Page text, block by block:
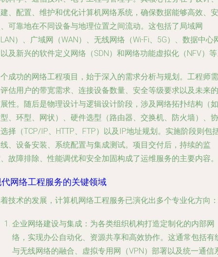
、配置、维护和优化计算机网络系统，确保数据能够高效、安
可靠地在不同设备与地理位置之间流动。这包括了局域网
）、广域网（WAN）、无线网络（Wi-Fi、5G）、数据中心
及新兴的软件定义网络（SDN）和网络功能虚拟化（NFV）
成功的网络工程项目，始于深入的需求分析与规划。工程师需
估用户的带宽需求、连接设备数量、安全等级要求以及未来的
性。随后是物理设计与逻辑设计阶段，涉及网络拓扑结构（如
、环型、网状）、硬件选型（路由器、交换机、防火墙）、协
择（TCP/IP、HTTP、FTP）以及IP地址规划。实施阶段则包
、设备安装、系统配置与集成测试。项目交付后，持续的监
故障排除、性能调优和安全加固构成了运维服务的主要内容。
网络工程服务的关键领域
技术的发展，计算机网络工程服务已演化出多个专业化方向：
企业网络建设与集成 ：为各类组织机构打造定制化的内部网
络，实现办公自动化、资源共享和高效协作。这通常包括有
与无线网络的融合、虚拟专用网（VPN）部署以及统一通信